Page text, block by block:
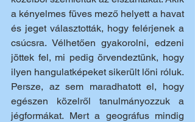
a kényelmes füves mező helyett a havat
és jeget választották, hogy felérjenek a
csúcsra. Vélhetően gyakorolni, edzeni
jöttek fel, mi pedig örvendeztünk, hogy
ilyen hangulatképeket sikerült lőni róluk.
Persze, az sem maradhatott el, hogy
egészen közelről tanulmányozzuk a
jégformákat. Mert a geográfus mindig